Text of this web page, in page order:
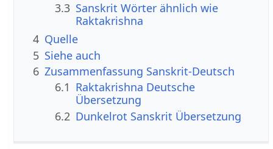
3.3 Sanskrit Wörter ähnlich wie
Raktakrishna
4 Quelle
5 Siehe auch
6 Zusammenfassung Sanskrit-Deutsch
6.1 Raktakrishna Deutsche
Übersetzung
6.2 Dunkelrot Sanskrit Übersetzung